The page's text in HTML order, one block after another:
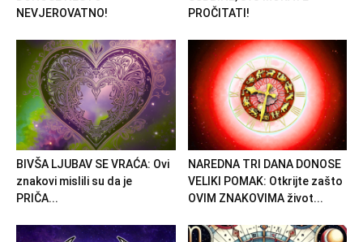
NEVJEROVATNO!
PROČITATI!
BIVŠA LJUBAV SE VRAĆA: Ovi
znakovi mislili su da je
PRIČA...
NAREDNA TRI DANA DONOSE
VELIKI POMAK: Otkrijte zašto
OVIM ZNAKOVIMA život...